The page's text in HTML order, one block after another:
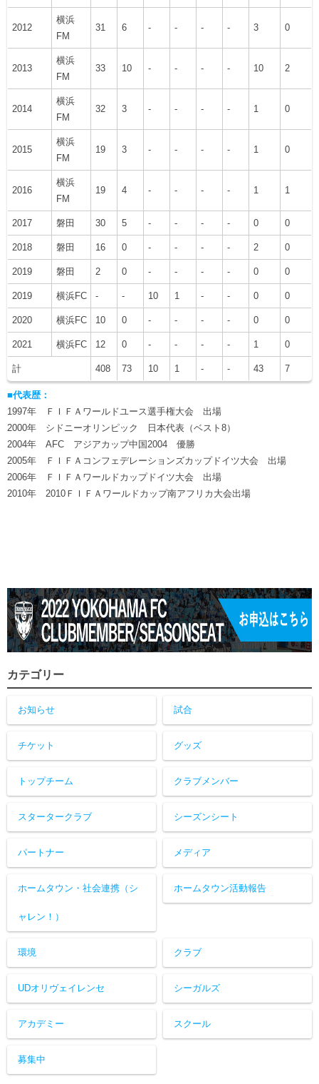
2012
横浜
FM
31 6 - - - - 3 0
2013
横浜
FM
33 10 - - - - 10 2
2014
横浜
FM
32 3 - - - - 1 0
2015
横浜
FM
19 3 - - - - 1 0
2016
横浜
FM
19 4 - - - - 1 1
2017 磐田 30 5 - - - - 0 0
2018 磐田 16 0 - - - - 2 0
2019 磐田 2 0 - - - - 0 0
2019 横浜FC - - 10 1 - - 0 0
2020 横浜FC 10 0 - - - - 0 0
2021 横浜FC 12 0 - - - - 1 0
計 408 73 10 1 - - 43 7
■代表歴：
1997年 ＦＩＦＡワールドユース選手権大会 出場
2000年 シドニーオリンピック 日本代表（ベスト8）
2004年 AFC アジアカップ中国2004 優勝
2005年 ＦＩＦＡコンフェデレーションズカップドイツ大会 出場
2006年 ＦＩＦＡワールドカップドイツ大会 出場
2010年 2010ＦＩＦＡワールドカップ南アフリカ大会出場
カテゴリー
お知らせ 試合
チケット グッズ
トップチーム クラブメンバー
スタータークラブ シーズンシート
パートナー メディア
ホームタウン・社会連携（シ
ャレン！）
ホームタウン活動報告
環境 クラブ
UDオリヴェイレンセ シーガルズ
アカデミー スクール
募集中